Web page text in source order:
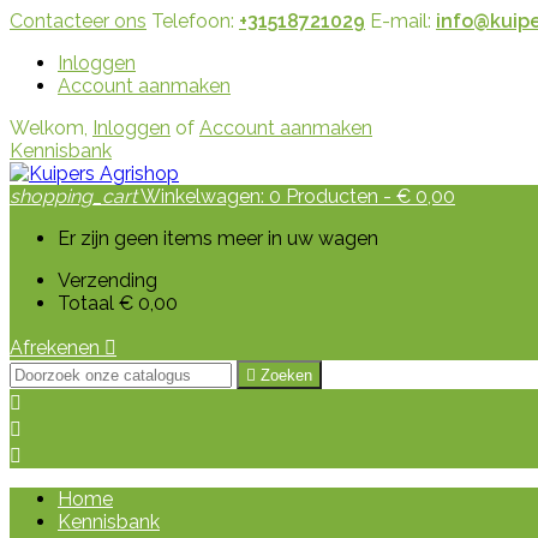
Contacteer ons Telefoon: +31518721029 E-mail:
Inloggen
Account aanmaken
Welkom, Inloggen of Account aanmaken
Kennisbank
shopping_cartWinkelwagen: 0 Producten - € 0,00
Er zijn geen items meer in uw wagen
Verzending
Totaal € 0,00
Afrekenen 
 Zoeken



Home
Kennisbank